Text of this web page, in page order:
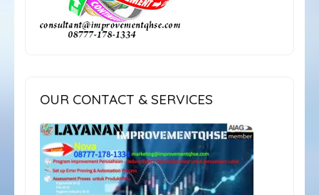
OUR CONTACT & SERVICES